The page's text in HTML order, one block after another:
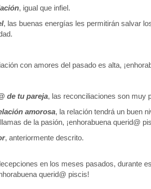
, igual que infiel.
, las buenas energías les permitirán salvar
con amores del pasado es alta,
de tu pareja, las reconciliaciones son muy
amorosa, la relación tendrá un buen
de la pasión, ¡enhorabuena querid@
, anteriormente descrito.
en los meses pasados, durante
querid@ piscis!